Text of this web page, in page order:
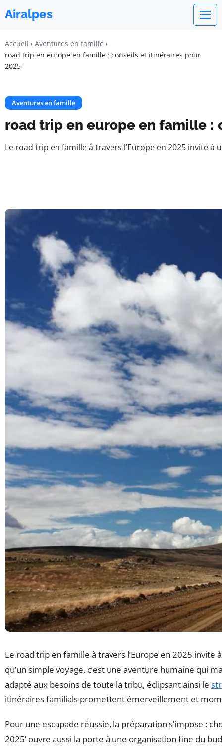
Airalpes
Accueil
Aventures en famille
road trip en europe en famille : conseils et itinéraires pour
2025
Aventures en famille
road trip en europe en famille :
Le road trip en famille à travers l’Europe en 2025 invite
Le road trip en famille à travers l’Europe en 2025
qu’un simple voyage, c’est une aventure humaine
adapté aux besoins de toute la tribu, éclipsant ainsi le
itinéraires familials promettent émerveillement et
Pour une escapade réussie, la préparation s’impose :
2025’ ouvre aussi la porte à une organisation fine du